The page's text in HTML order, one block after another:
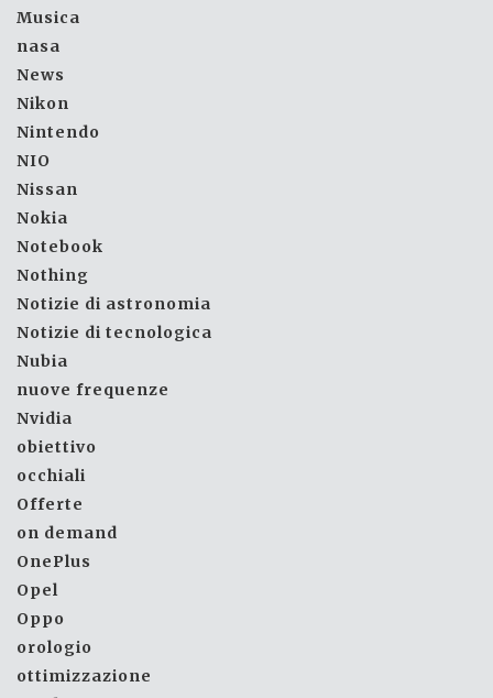
Musica
nasa
News
Nikon
Nintendo
NIO
Nissan
Nokia
Notebook
Nothing
Notizie di astronomia
Notizie di tecnologica
Nubia
nuove frequenze
Nvidia
obiettivo
occhiali
Offerte
on demand
OnePlus
Opel
Oppo
orologio
ottimizzazione